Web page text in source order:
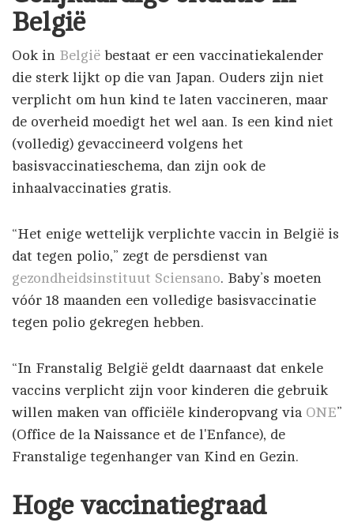
België
Ook in België bestaat er een vaccinatiekalender
die sterk lijkt op die van Japan. Ouders zijn niet
verplicht om hun kind te laten vaccineren, maar
de overheid moedigt het wel aan. Is een kind niet
(volledig) gevaccineerd volgens het
basisvaccinatieschema, dan zijn ook de
inhaalvaccinaties gratis.
“Het enige wettelijk verplichte vaccin in België is
dat tegen polio,” zegt de persdienst van
gezondheidsinstituut Sciensano. Baby’s moeten
vóór 18 maanden een volledige basisvaccinatie
tegen polio gekregen hebben.
“In Franstalig België geldt daarnaast dat enkele
vaccins verplicht zijn voor kinderen die gebruik
willen maken van officiële kinderopvang via ONE”
(Office de la Naissance et de l'Enfance), de
Franstalige tegenhanger van Kind en Gezin.
Hoge vaccinatiegraad